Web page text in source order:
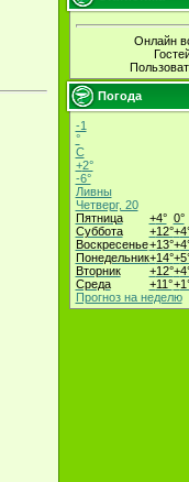
Онлайн
Погода
-1
°
C
+2°
-6°
Ливны
Четверг, 20
Пятница
+4° 0°
Суббота
+12°+
Воскресенье+13°+
Понедельник+14°+
Вторник
+12°+
Среда
+11°+
Прогноз на неделю